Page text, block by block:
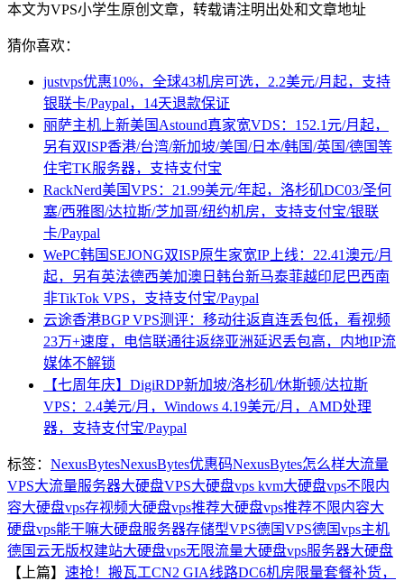
本文为VPS小学生原创文章，转载请注明出处和文章地址
猜你喜欢：
justvps优惠10%，全球43机房可选，2.2美元/月起，支持
银联卡/Paypal，14天退款保证
丽萨主机上新美国Astound真家宽VDS：152.1元/月起，
另有双ISP香港/台湾/新加坡/美国/日本/韩国/英国/德国等
住宅TK服务器，支持支付宝
RackNerd美国VPS：21.99美元/年起，洛杉矶DC03/圣何
塞/西雅图/达拉斯/芝加哥/纽约机房，支持支付宝/银联
卡/Paypal
WePC韩国SEJONG双ISP原生家宽IP上线：22.41澳元/月
起，另有英法德西美加澳日韩台新马泰菲越印尼巴西南
非TikTok VPS，支持支付宝/Paypal
云途香港BGP VPS测评：移动往返直连丢包低，看视频
23万+速度，电信联通往返绕亚洲延迟丢包高，内地IP流
媒体不解锁
【七周年庆】DigiRDP新加坡/洛杉矶/休斯顿/达拉斯
VPS：2.4美元/月，Windows 4.19美元/月，AMD处理
器，支持支付宝/Paypal
标签： NexusBytesNexusBytes优惠码NexusBytes怎么样大流量
VPS大流量服务器大硬盘VPS大硬盘vps kvm大硬盘vps不限内
容大硬盘vps存视频大硬盘vps推荐大硬盘vps推荐不限内容大
硬盘vps能干嘛大硬盘服务器存储型VPS德国VPS德国vps主机
德国云无版权建站大硬盘vps无限流量大硬盘vps服务器大硬盘
【上篇】 速抢！搬瓦工CN2 GIA线路DC6机房限量套餐补货，